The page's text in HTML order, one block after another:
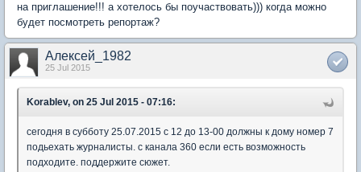
на приглашение!!! а хотелось бы поучаствовать))) когда можно
будет посмотреть репортаж?
Алексей_1982
25 Jul 2015
Korablev, on 25 Jul 2015 - 07:16:
сегодня в субботу 25.07.2015 с 12 до 13-00 должны к дому номер 7
подьехать журналисты. с канала 360 если есть возможность
подходите. поддержите сюжет.